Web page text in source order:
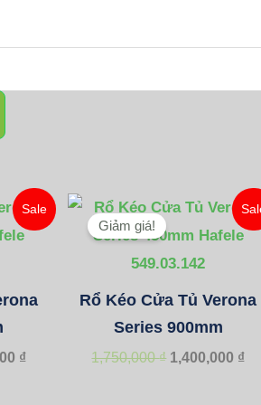
Sale
₫.
₫
Giá
hiện
Giảm giá!
Rổ Kéo Cửa Tủ Verona
Series 900mm
1,750,000₫
Giá
là:
1,750,000 ₫.
1,400,000 ₫
Giá